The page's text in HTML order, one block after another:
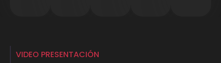
VIDEO PRESENTACIÓN